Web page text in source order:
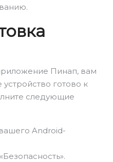
Пинап, вам
готово к
следующие
Android-